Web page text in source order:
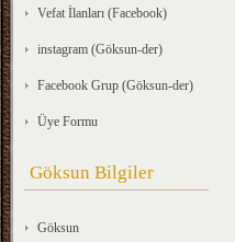
Vefat İlanları (Facebook)
instagram (Göksun-der)
Facebook Grup (Göksun-der)
Üye Formu
Göksun Bilgiler
Göksun